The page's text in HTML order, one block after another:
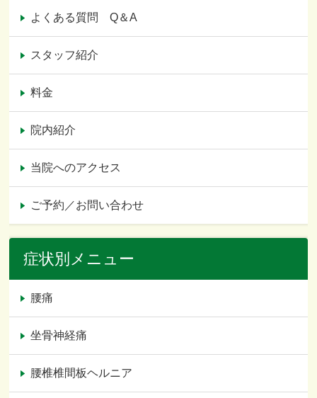
よくある質問 Q＆A
スタッフ紹介
料金
院内紹介
当院へのアクセス
ご予約／お問い合わせ
症状別メニュー
腰痛
坐骨神経痛
腰椎椎間板ヘルニア